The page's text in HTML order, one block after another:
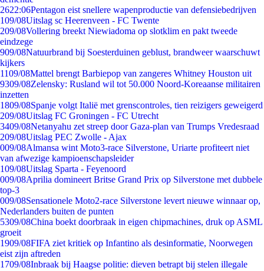
2622:06Pentagon eist snellere wapenproductie van defensiebedrijven
109/08Uitslag sc Heerenveen - FC Twente
209/08Vollering breekt Niewiadoma op slotklim en pakt tweede
eindzege
909/08Natuurbrand bij Soesterduinen geblust, brandweer waarschuwt
kijkers
1109/08Mattel brengt Barbiepop van zangeres Whitney Houston uit
9309/08Zelensky: Rusland wil tot 50.000 Noord-Koreaanse militairen
inzetten
1809/08Spanje volgt Italië met grenscontroles, tien reizigers geweigerd
209/08Uitslag FC Groningen - FC Utrecht
3409/08Netanyahu zet streep door Gaza-plan van Trumps Vredesraad
209/08Uitslag PEC Zwolle - Ajax
009/08Almansa wint Moto3-race Silverstone, Uriarte profiteert niet
van afwezige kampioenschapsleider
109/08Uitslag Sparta - Feyenoord
009/08Aprilia domineert Britse Grand Prix op Silverstone met dubbele
top-3
009/08Sensationele Moto2-race Silverstone levert nieuwe winnaar op,
Nederlanders buiten de punten
5309/08China boekt doorbraak in eigen chipmachines, druk op ASML
groeit
1909/08FIFA ziet kritiek op Infantino als desinformatie, Noorwegen
eist zijn aftreden
1709/08Inbraak bij Haagse politie: dieven betrapt bij stelen illegale